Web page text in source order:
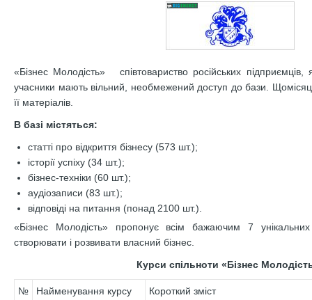
«Бізнес Молодість» співтовариство російських
учасники мають вільний, необмежений доступ до бази.
її матеріалів.
В базі містяться:
статті про відкриття бізнесу (573 шт.);
історії успіху (34 шт.);
бізнес-техніки (60 шт.);
аудіозаписи (83 шт.);
відповіді на питання (понад 2100 шт.).
«Бізнес Молодість» пропонує всім бажаючим 7
створювати і розвивати власний бізнес.
Курси спільноти «Бізнес
№ Найменування курсу Короткий зміст